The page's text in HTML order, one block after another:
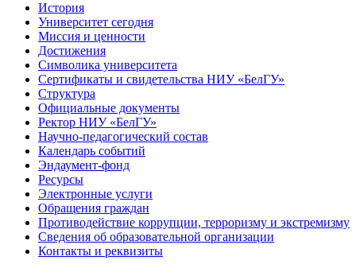
История
Университет сегодня
Миссия и ценности
Достижения
Символика университета
Сертификаты и свидетельства НИУ «БелГУ»
Структура
Официальные документы
Ректор НИУ «БелГУ»
Научно-педагогический состав
Календарь событий
Эндаумент-фонд
Ресурсы
Электронные услуги
Обращения граждан
Противодействие коррупции, терроризму и экстремизму
Сведения об образовательной организации
Контакты и реквизиты